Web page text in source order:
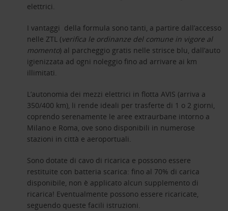
elettrici.
I vantaggi della formula sono tanti, a partire dall’accesso
nelle ZTL (verifica le ordinanze del comune in vigore al
momento) al parcheggio gratis nelle strisce blu, dall’auto
igienizzata ad ogni noleggio fino ad arrivare ai km
illimitati.
L’autonomia dei mezzi elettrici in flotta AVIS (arriva a
350/400 km), li rende ideali per trasferte di 1 o 2 giorni,
coprendo serenamente le aree extraurbane intorno a
Milano e Roma, ove sono disponibili in numerose
stazioni in città e aeroportuali.
Sono dotate di cavo di ricarica e possono essere
restituite con batteria scarica: fino al 70% di carica
disponibile, non è applicato alcun supplemento di
ricarica! Eventualmente possono essere ricaricate,
seguendo queste facili istruzioni.